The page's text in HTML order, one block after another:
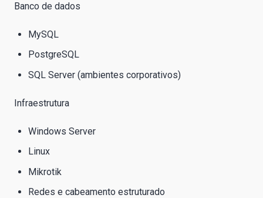
Banco de dados
MySQL
PostgreSQL
SQL Server (ambientes corporativos)
Infraestrutura
Windows Server
Linux
Mikrotik
Redes e cabeamento estruturado